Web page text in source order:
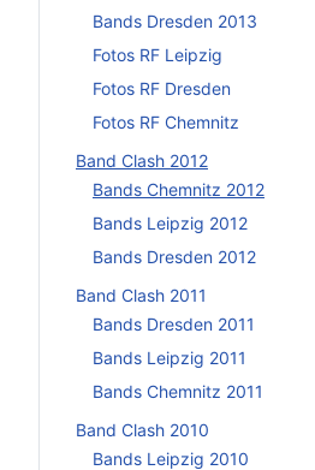
Bands Dresden 2013
Fotos RF Leipzig
Fotos RF Dresden
Fotos RF Chemnitz
Band Clash 2012
Bands Chemnitz 2012
Bands Leipzig 2012
Bands Dresden 2012
Band Clash 2011
Bands Dresden 2011
Bands Leipzig 2011
Bands Chemnitz 2011
Band Clash 2010
Bands Leipzig 2010